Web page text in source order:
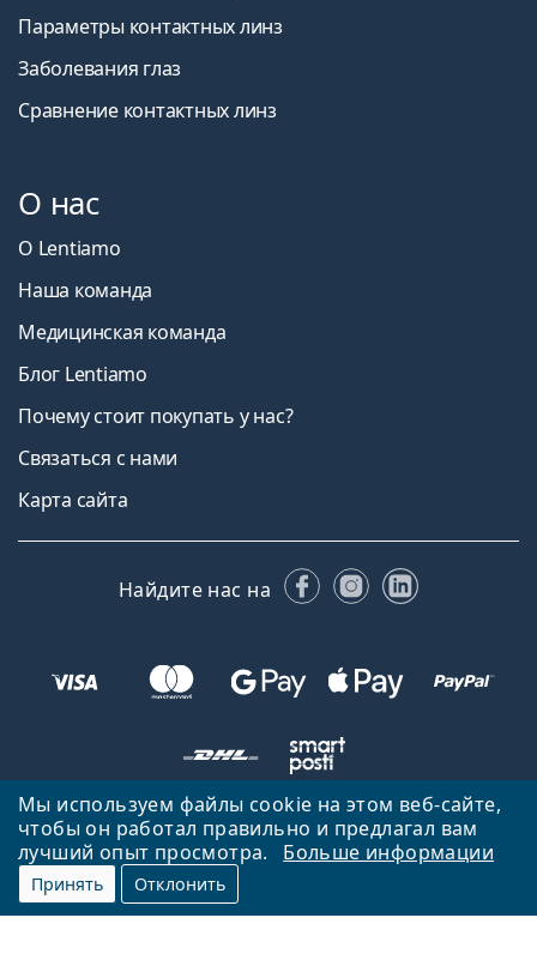
Мы используем файлы cookie на этом веб-сайте,
чтобы он работал правильно и предлагал вам
лучший опыт просмотра.
Больше информации
Принять Отклонить
Параметры контактных линз
Заболевания глаз
Сравнение контактных линз
О нас
О Lentiamo
Наша команда
Медицинская команда
Блог Lentiamo
Почему стоит покупать у нас?
Связаться с нами
Карта сайта
Найдите нас на FacebookInstagram
LinkedIn
Вернуться на главную страницу
Вверх
Lentiamo.lv принадлежит и управляется Lentiamo s.r.o., Чешская
Республика